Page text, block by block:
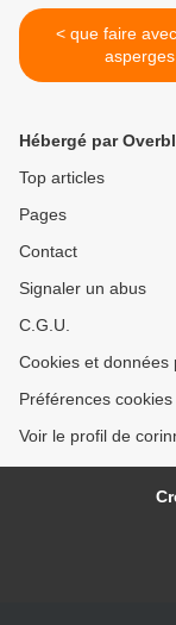
< que faire avec ...des
asperges
Hébergé par
Top articles
Pages
Contact
Signaler un abus
C.G.U.
Cookies et données
Préférences cookies
Voir le profil de